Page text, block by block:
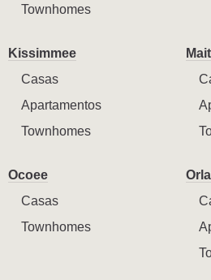
Townhomes
Kissimmee
Casas
Apartamentos
Townhomes
Ocoee
Casas
Townhomes